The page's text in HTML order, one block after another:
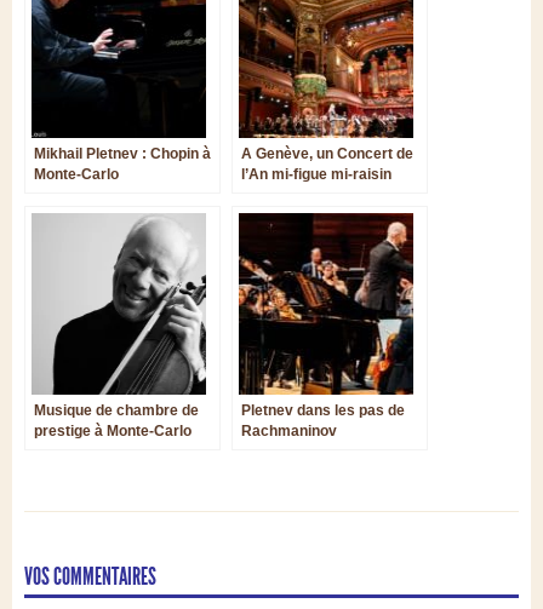
Mikhail Pletnev : Chopin à
Monte-Carlo
A Genève, un Concert de
l’An mi-figue mi-raisin
Musique de chambre de
prestige à Monte-Carlo
Pletnev dans les pas de
Rachmaninov
VOS COMMENTAIRES